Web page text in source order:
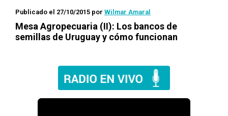
Publicado el 27/10/2015 por Wilmar Amaral
Mesa Agropecuaria (II): Los bancos de
semillas de Uruguay y cómo funcionan